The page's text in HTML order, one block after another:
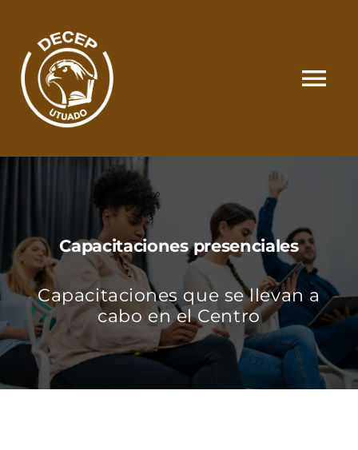
content
SOMOS
MATRÍCULA Y PAGOS
CONTACTO
MI CUENTA
Capacitaciones presenciales
Capacitaciones que se llevan a
cabo en el Centro